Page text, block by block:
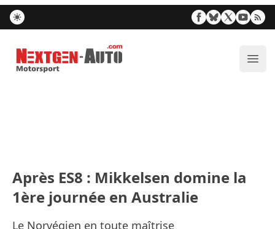
Nextgen-Auto.com
Après ES8 : Mikkelsen domine la
1ère journée en Australie
Le Norvégien en toute maîtrise